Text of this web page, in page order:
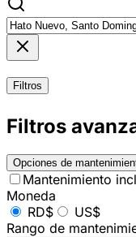
Filtros
Filtros
Opciones de
Mantenimiento
Moneda
RD$
US$
Rango de